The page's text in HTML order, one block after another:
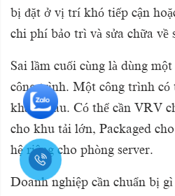
bị đặt ở vị trí khó tiếp cận
chi phí bảo trì và sửa chữa về
Sai lầm cuối cùng là dùng
công trình. Một công trình có
khác nhau. Có thể cần VRV
cho khu tải lớn, Packaged
hệ riêng cho phòng server.
Doanh nghiệp cần chuẩn bị